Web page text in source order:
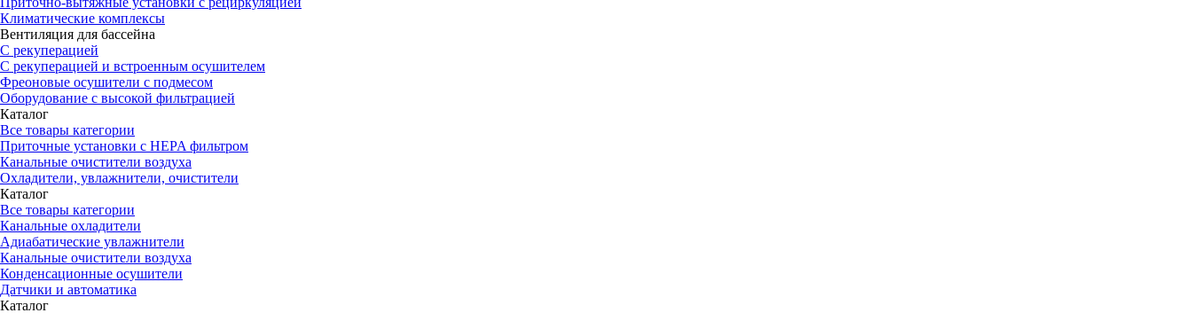
Климатические комплексы
Вентиляция для бассейна
С рекуперацией
С рекуперацией и встроенным осушителем
Фреоновые осушители с подмесом
Оборудование с высокой фильтрацией
Каталог
Все товары категории
Приточные установки c HEPA фильтром
Канальные очистители воздуха
Охладители, увлажнители, очистители
Каталог
Все товары категории
Канальные охладители
Адиабатические увлажнители
Канальные очистители воздуха
Конденсационные осушители
Датчики и автоматика
Каталог